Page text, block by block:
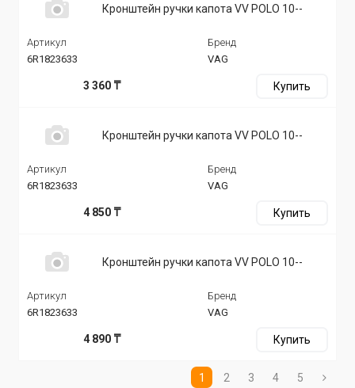
Кронштейн ручки капота VV POLO 10--
Артикул
6R1823633
Бренд
VAG
3 360 ₸ Купить
Кронштейн ручки капота VV POLO 10--
Артикул
6R1823633
Бренд
VAG
4 850 ₸ Купить
Кронштейн ручки капота VV POLO 10--
Артикул
6R1823633
Бренд
VAG
4 890 ₸ Купить
1 2 3 4 5